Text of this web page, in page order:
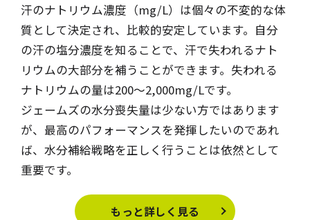
汗のナトリウム濃度（mg/L）は個々の不変的な体
質として決定され、比較的安定しています。自分
の汗の塩分濃度を知ることで、汗で失われるナト
リウムの大部分を補うことができます。失われる
ナトリウムの量は200～2,000mg/Lです。
ジェームズの水分喪失量は少ない方ではあります
が、最高のパフォーマンスを発揮したいのであれ
ば、水分補給戦略を正しく行うことは依然として
重要です。
もっと詳しく見る